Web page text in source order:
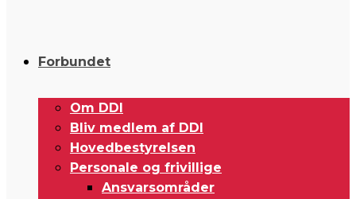
Forbundet
Om DDI
Bliv medlem af DDI
Hovedbestyrelsen
Personale og frivillige
Ansvarsområder